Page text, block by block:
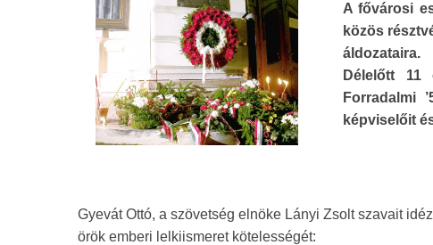
A fővárosi
közös
áldozataira.
Délelőtt 11
Forradalmi
képviselőit
Gyevát Ottó, a szövetség elnöke Lányi Zsolt szavait
örök emberi lelkiismeret kötelességét: